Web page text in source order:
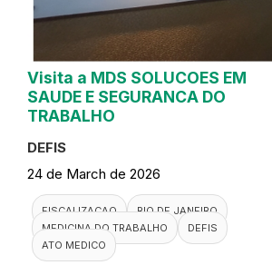
Visita a MDS SOLUCOES EM
SAUDE E SEGURANCA DO
TRABALHO
DEFIS
24 de March de 2026
FISCALIZACAO
RIO DE JANEIRO
MEDICINA DO TRABALHO
DEFIS
ATO MEDICO